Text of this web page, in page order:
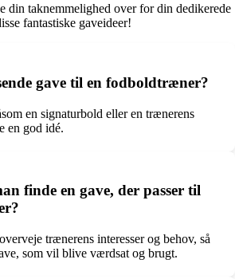
din taknemmelighed over for din dedikerede
fantastiske gaveideer!
gave til en fodboldtræner?
en signaturbold eller en trænerens
en god idé.
finde en gave, der passer til
trænerens interesser og behov, så
som vil blive værdsat og brugt.